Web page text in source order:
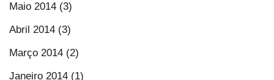
Maio 2014 (3)
Abril 2014 (3)
Março 2014 (2)
Janeiro 2014 (1)